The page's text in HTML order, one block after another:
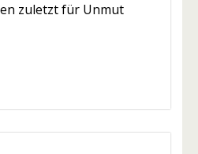
zuletzt für Unmut